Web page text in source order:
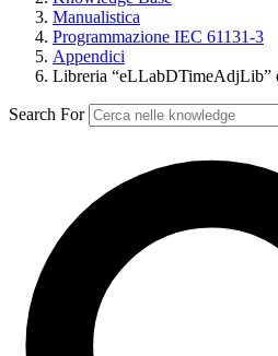
Manualistica
Programmazione IEC 61131-3
Appendici
Libreria “eLLabDTimeAdjLib”
Search For